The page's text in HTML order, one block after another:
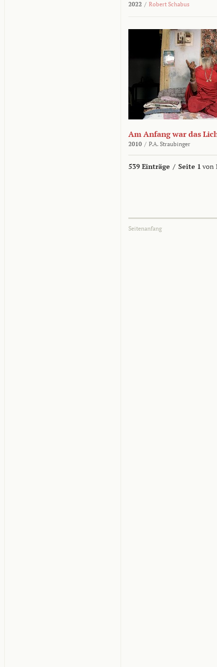
2022 / Robert Schabus
Am Anfang war das
2010 / P.A. Straubinger
539 Einträge / Seite 1 von
Seitenanfang